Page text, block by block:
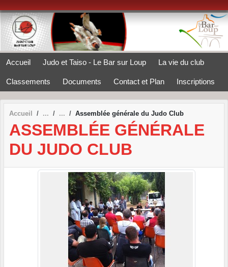
Accueil Judo et Taiso - Le Bar sur Loup La vie du club
Classements Documents Contact et Plan Inscriptions
Accueil Assemblée générale du Judo Club
ASSEMBLÉE GÉNÉRALE
DU JUDO CLUB